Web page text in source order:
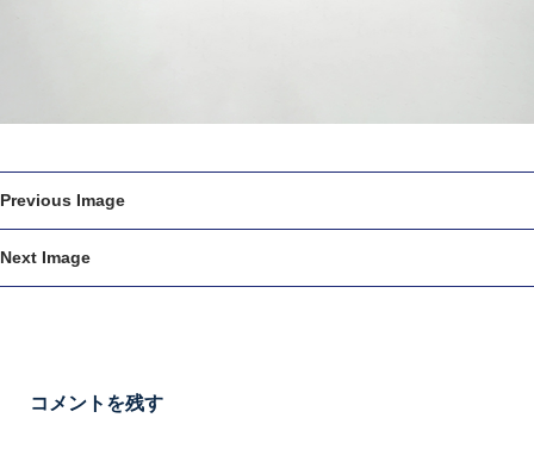
Previous Image
Next Image
コメントを残す